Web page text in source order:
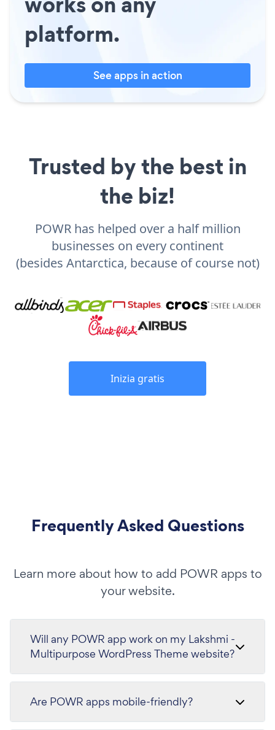
platform.
See apps in action
Trusted by the best in
the biz!
POWR has helped over a half million
businesses on every continent
(besides Antarctica, because of course not)
Inizia gratis
Frequently Asked Questions
Learn more about how to add POWR apps to
your website.
Will any POWR app work on my Lakshmi -
Multipurpose WordPress Theme website?
Are POWR apps mobile-friendly?